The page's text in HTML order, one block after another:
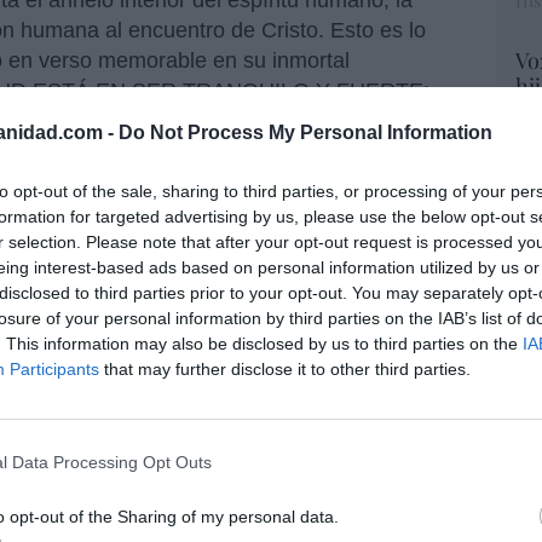
- Do Not Process My Personal Information
opt-out of the sale, sharing to third parties, or processing of your
for targeted advertising by us, please use the below opt-out
selection. Please note that after your opt-out request is processed
interest-based ads based on personal information utilized by us
to third parties prior to your opt-out. You may separately
of your personal information by third parties on the IAB’s list of
This information may also be disclosed by us to third parties on the
Participants that may further disclose it to other third parties.
Data Processing Opt Outs
opt-out of the Sharing of my personal data.
humana al encuentro de Cristo. Esto es lo
verso memorable en su inmortal
ESTÁ EN SER TRANQUILO Y FUERTE;
SE ABRASA; SE TRIUNFA DEL RENCOR
(...) ¡LA CARAVANA PASA!
este artículo?
newsletter y recibe cada dia
destacado de Hispanidad
legales